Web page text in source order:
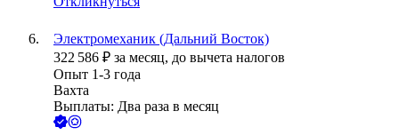
Электромеханик (Дальний Восток)
322 586 ₽ за месяц, до вычета налогов
Опыт 1-3 года
Вахта
Выплаты: Два раза в месяц